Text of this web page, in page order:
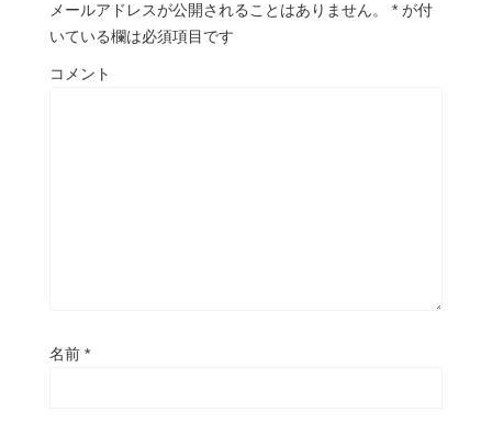
メールアドレスが公開されることはありません。 * が付
いている欄は必須項目です
コメント
名前 *